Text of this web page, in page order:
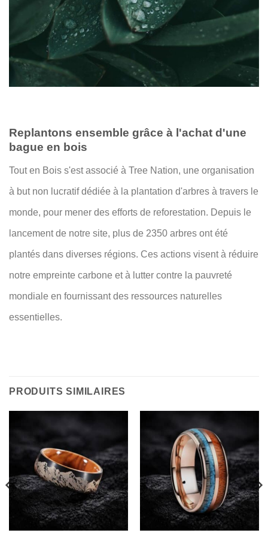
Replantons ensemble grâce à l'achat d'une
bague en bois
Tout en Bois s'est associé à Tree Nation, une organisation
à but non lucratif dédiée à la plantation d'arbres à travers le
monde, pour mener des efforts de reforestation. Depuis le
lancement de notre site, plus de 2350 arbres ont été
plantés dans diverses régions. Ces actions visent à réduire
notre empreinte carbone et à lutter contre la pauvreté
mondiale en fournissant des ressources naturelles
essentielles.
PRODUITS SIMILAIRES